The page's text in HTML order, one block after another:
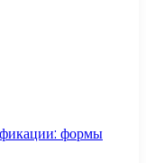
формы